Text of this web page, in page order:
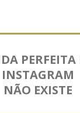
PERFEITA
INSTAGRAM
NÃO EXISTE